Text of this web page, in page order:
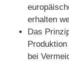
erhalten
Das
bei